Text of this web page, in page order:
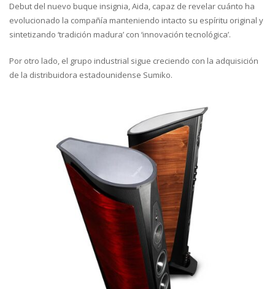
Debut del nuevo buque insignia, Aida, capaz de revelar cuánto ha
evolucionado la compañía manteniendo intacto su espíritu original y
sintetizando ‘tradición madura’ con ‘innovación tecnológica’.
Por otro lado, el grupo industrial sigue creciendo con la adquisición
de la distribuidora estadounidense Sumiko.